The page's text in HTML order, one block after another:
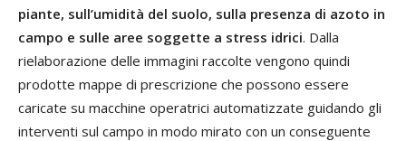
piante, sull’umidità del suolo, sulla presenza di azoto in
campo e sulle aree soggette a stress idrici. Dalla
rielaborazione delle immagini raccolte vengono quindi
prodotte mappe di prescrizione che possono essere
caricate su macchine operatrici automatizzate guidando gli
interventi sul campo in modo mirato con un conseguente